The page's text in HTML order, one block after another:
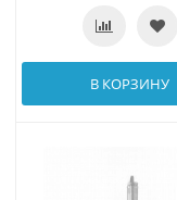
В КОРЗИНУ